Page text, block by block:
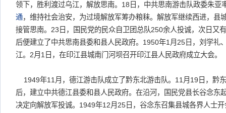
领下，胜利渡过乌江，解放思南。18日，中共思南游击队政委朱亚
通，维持社会治安，为过境解放军筹办粮秣。解放军继续西进，县
接管思南。23日，国民党的民众自卫团总队250余人投诚，次日又
后便建立了中共思南县委和县人民政府。1950年1月25日，刘学礼
江。2月1日，在印江县城南门河坝召开印江县人民政府成立大会。
1949年11月，德江游击队成立了黔东北游击队。11月19日，黔
后，建立中共德江县委和县人民政府。在沿河，国民党县长谷念东
决定向解放军投诚。1949年12月25日，谷念东召集县城各界人士